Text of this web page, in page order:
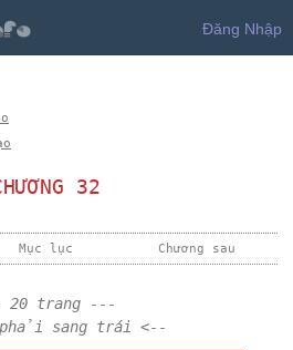
Đăng Nhập
32
Mục lục Chương sau
20 trang ---
sang trái <--